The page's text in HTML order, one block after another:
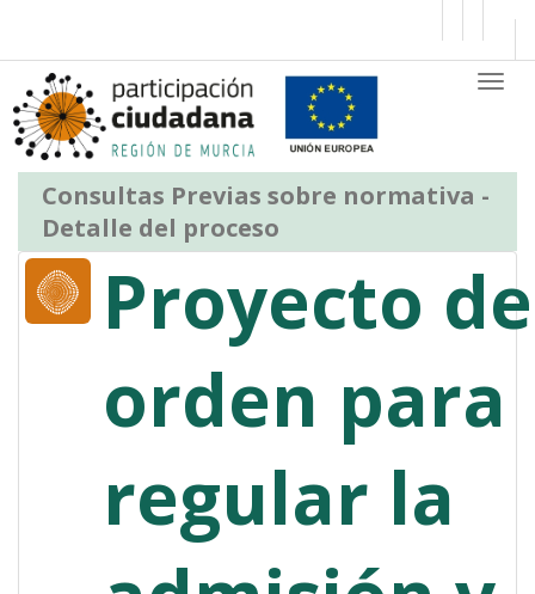
Consultas Previas sobre normativa -
Detalle del proceso
Proyecto de
orden para
regular la